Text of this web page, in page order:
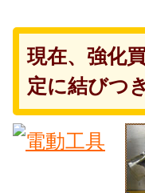
現在、強化
定に結びつ